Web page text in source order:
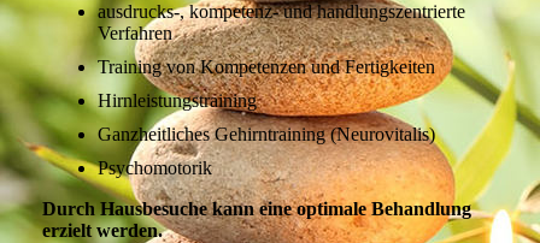
ausdrucks-, kompetenz- und handlungszentrierte
Verfahren
Training von Kompetenzen und Fertigkeiten
Hirnleistungstraining
Ganzheitliches Gehirntraining (Neurovitalis)
Psychomotorik
Durch Hausbesuche kann eine optimale Behandlung
erzielt werden.